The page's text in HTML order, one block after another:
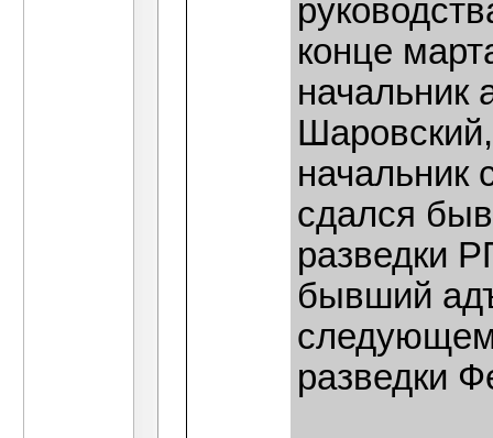
конце
начальник
начальник
сдался
разведки
бывший
следующем
разведки